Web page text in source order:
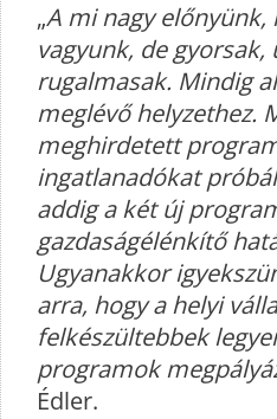
„A mi nagy előnyünk,
vagyunk, de gyorsak,
rugalmasak. Mindig
meglévő helyzethez.
meghirdetett
ingatlanadókat
addig a két új
gazdaságélénkítő
Ugyanakkor
arra, hogy a helyi
felkészültebbek
programok
Édler.